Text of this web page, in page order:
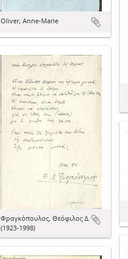
Oliver, Anne-Marie
Φραγκόπουλος, Θεόφιλος Δ.
(1923-1998)